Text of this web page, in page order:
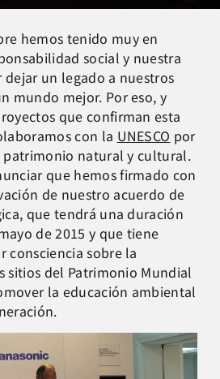
hemos tenido muy en
social y nuestra
un legado a nuestros
mundo mejor. Por eso, y
que confirman esta
con la UNESCO por
patrimonio natural y cultural.
que hemos firmado con
de nuestro acuerdo de
que tendrá una duración
de 2015 y que tiene
consciencia sobre la
sitios del Patrimonio Mundial
la educación ambiental